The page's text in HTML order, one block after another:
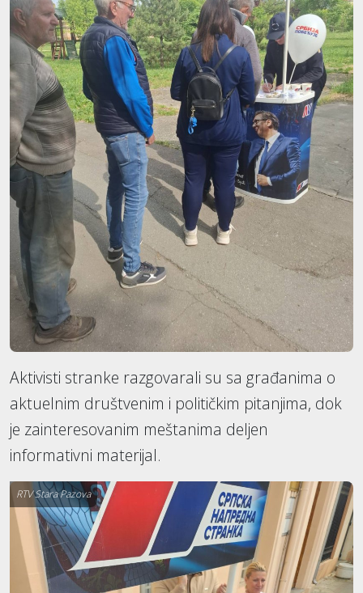
Aktivisti stranke razgovarali su sa građanima o
aktuelnim društvenim i političkim pitanjima, dok
je zainteresovanim meštanima deljen
informativni materijal.
RTV Stara Pazova